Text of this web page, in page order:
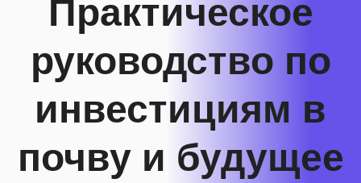
Практическое
руководство по
инвестициям в
почву и будущее